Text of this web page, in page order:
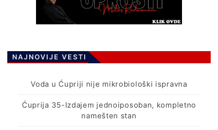
NAJNOVIJE VESTI
Voda u Ćupriji nije mikrobiološki ispravna
Ćuprija 35-Izdajem jednoiposoban, kompletno
namešten stan